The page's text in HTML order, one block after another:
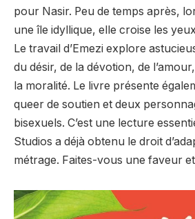
pour Nasir. Peu de temps après,
une île idyllique, elle croise les
Le travail d’Emezi explore
du désir, de la dévotion, de
la moralité. Le livre présente
queer de soutien et deux
bisexuels. C’est une lecture
Studios a déjà obtenu le droit
métrage. Faites-vous une faveur